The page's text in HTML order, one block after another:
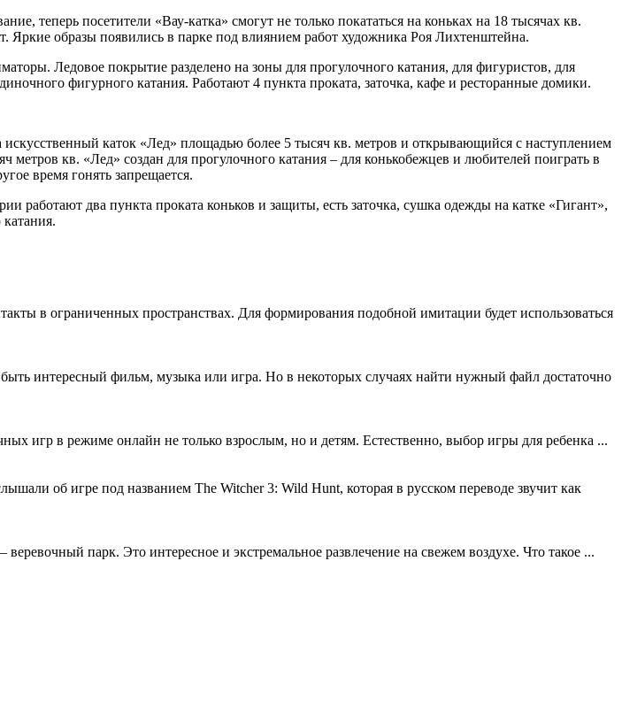
теперь посетители «Вау-катка» смогут не только покататься на коньках на 18 тысячах кв.
Яркие образы появились в парке под влиянием работ художника Роя Лихтенштейна.
Ледовое покрытие разделено на зоны для прогулочного катания, для фигуристов, для
фигурного катания. Работают 4 пункта проката, заточка, кафе и ресторанные домики.
каток «Лед» площадью более 5 тысяч кв. метров и открывающийся с наступлением
кв. «Лед» создан для прогулочного катания – для конькобежцев и любителей поиграть в
время гонять запрещается.
работают два пункта проката коньков и защиты, есть заточка, сушка одежды на катке «Гигант»,
в ограниченных пространствах. Для формирования подобной имитации будет использоваться
интересный фильм, музыка или игра. Но в некоторых случаях найти нужный файл достаточно
игр в режиме онлайн не только взрослым, но и детям. Естественно, выбор игры для ребенка ...
об игре под названием The Witcher 3: Wild Hunt, которая в русском переводе звучит как
парк. Это интересное и экстремальное развлечение на свежем воздухе. Что такое ...